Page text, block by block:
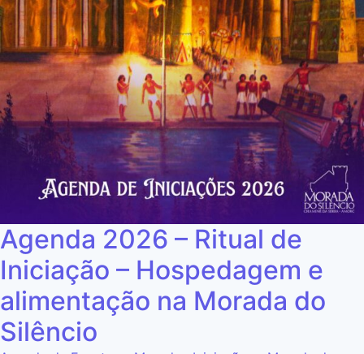
Agenda 2026 – Ritual de
Iniciação – Hospedagem e
alimentação na Morada do
Silêncio